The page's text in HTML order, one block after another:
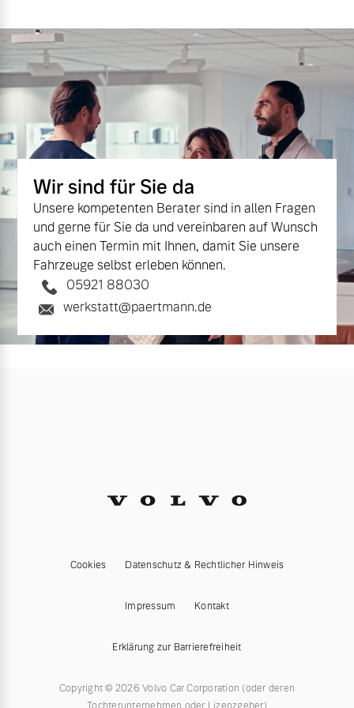
Mehr erfahren
Wir sind für Sie da
Unsere kompetenten Berater sind in allen Fragen
und gerne für Sie da und vereinbaren auf Wunsch
auch einen Termin mit Ihnen, damit Sie unsere
Fahrzeuge selbst erleben können.
05921 88030
werkstatt@paertmann.de
Cookies Datenschutz & Rechtlicher Hinweis
Impressum Kontakt
Erklärung zur Barrierefreiheit
Copyright © 2026 Volvo Car Corporation (oder deren
Tochterunternehmen oder Lizenzgeber)